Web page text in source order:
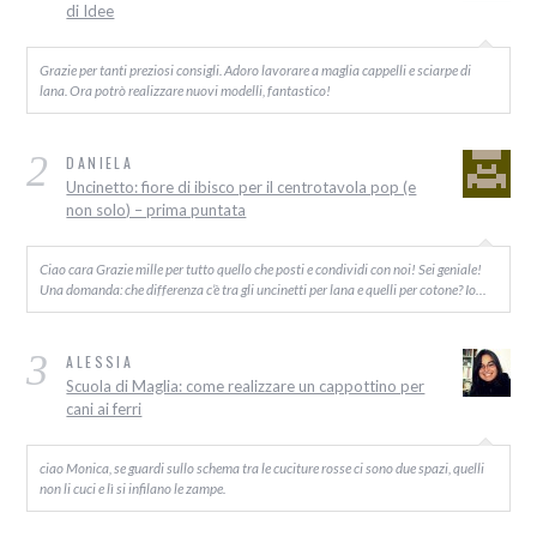
di Idee
Grazie per tanti preziosi consigli. Adoro lavorare a maglia cappelli e sciarpe di
lana. Ora potrò realizzare nuovi modelli, fantastico!
2 DANIELA
Uncinetto: fiore di ibisco per il centrotavola pop (e
non solo) – prima puntata
Ciao cara Grazie mille per tutto quello che posti e condividi con noi! Sei geniale!
Una domanda: che differenza c’è tra gli uncinetti per lana e quelli per cotone? Io…
3 ALESSIA
Scuola di Maglia: come realizzare un cappottino per
cani ai ferri
ciao Monica, se guardi sullo schema tra le cuciture rosse ci sono due spazi, quelli
non li cuci e lì si infilano le zampe.